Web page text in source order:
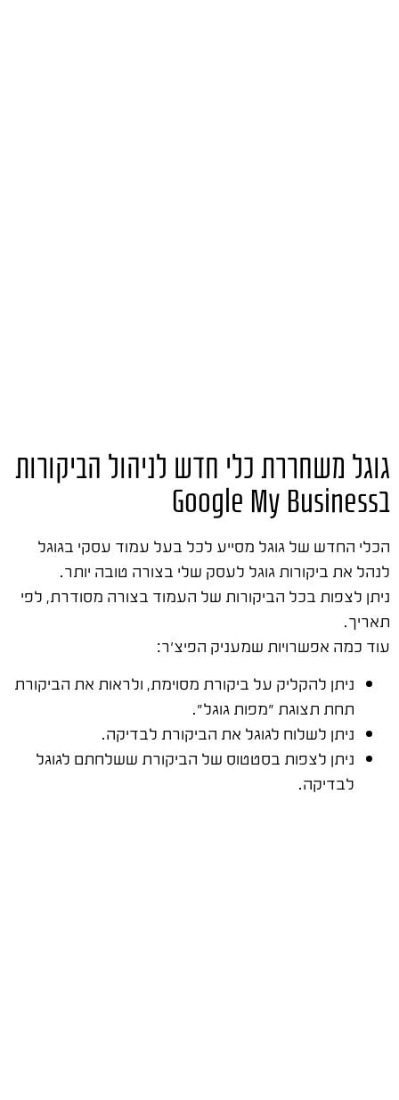
גוגל משחררת כלי חדש לניהול הביקורות
בGoogle My Business
הכלי החדש של גוגל מסייע לכל בעל עמוד עסקי בגוגל
לנהל את ביקורות גוגל לעסק שלי בצורה טובה יותר.
ניתן לצפות בכל הביקורות של העמוד בצורה מסודרת, לפי
תאריך.
עוד כמה אפשרויות שמעניק הפיצ'ר:
ניתן להקליק על ביקורת מסוימת, ולראות את הביקורת
תחת תצוגת "מפות גוגל".
ניתן לשלוח לגוגל את הביקורת לבדיקה.
ניתן לצפות בסטטוס של הביקורת ששלחתם לגוגל
לבדיקה.